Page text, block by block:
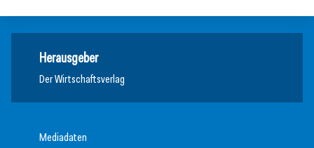
Herausgeber
Der Wirtschaftsverlag
Mediadaten